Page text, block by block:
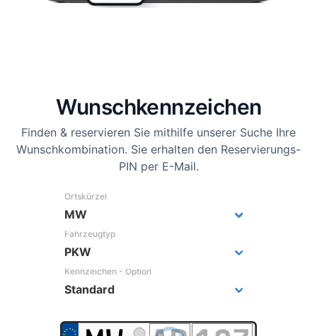
Wunsch­kennzeichen
Finden & reservieren Sie mithilfe unserer Suche Ihre
Wunschkombination. Sie erhalten den Reservierungs-
PIN per E-Mail.
Ortskürzel
Fahrzeugtyp
Kennzeichen - Option